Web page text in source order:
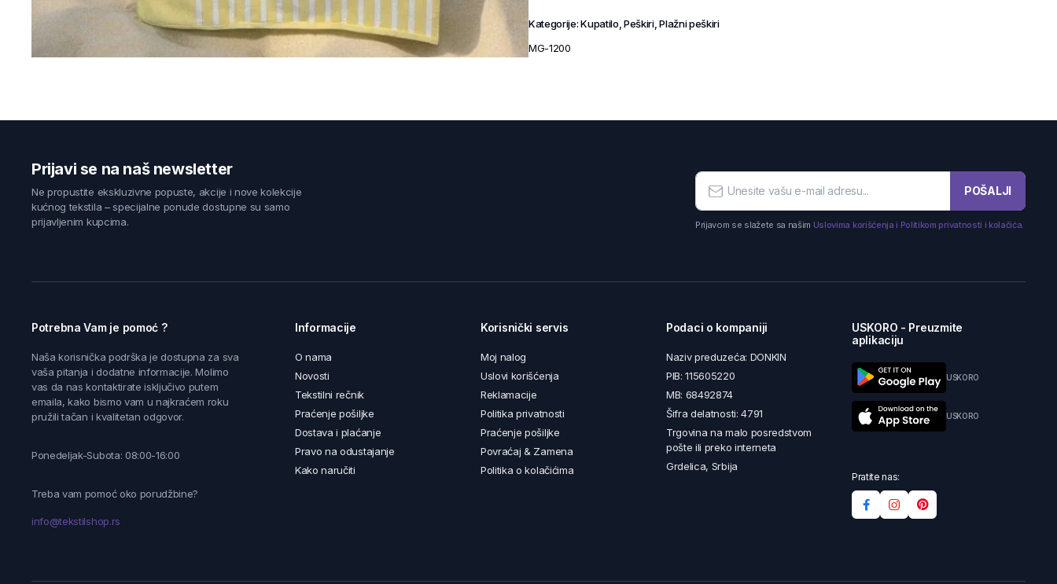
Kategorije:Kupatilo Peškiri,Plažni peškiri
MG-1200
Prijavi se na naš newsletter
Ne propustite ekskluzivne popuste, akcije i nove kolekcije
kućnog tekstila – specijalne ponude dostupne su samo
prijavljenim kupcima.
POŠALJI
Prijavom se slažete sa našim Uslovima korišćenja i Politikom privatnosti i kolačića.
Potrebna Vam je pomoć ?
Naša korisnička podrška je dostupna za sva
vaša pitanja i dodatne informacije. Molimo
vas da nas kontaktirate isključivo putem
emaila, kako bismo vam u najkraćem roku
pružili tačan i kvalitetan odgovor.
Ponedeljak-Subota: 08:00-16:00
Treba vam pomoć oko porudžbine?
info@tekstilshop.rs
Informacije
O nama
Novosti
Tekstilni rečnik
Praćenje pošiljke
Dostava i plaćanje
Pravo na odustajanje
Kako naručiti
Korisnički servis
Moj nalog
Uslovi korišćenja
Reklamacije
Politika privatnosti
Praćenje pošiljke
Povraćaj & Zamena
Politika o kolačićima
Podaci o kompaniji
Naziv preduzeća: DONKIN
PIB: 115605220
MB: 68492874
Šifra delatnosti: 4791
Trgovina na malo posredstvom
pošte ili preko interneta
Grdelica, Srbija
USKORO - Preuzmite
aplikaciju
USKORO
USKORO
Pratite nas: